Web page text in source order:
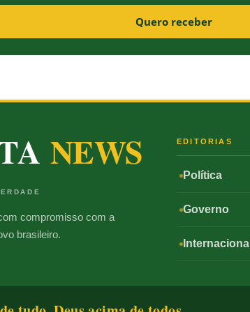
Quero receber
NEWS
compromisso com a
brasileiro.
EDITORIAS
Política
Governo
Internacional